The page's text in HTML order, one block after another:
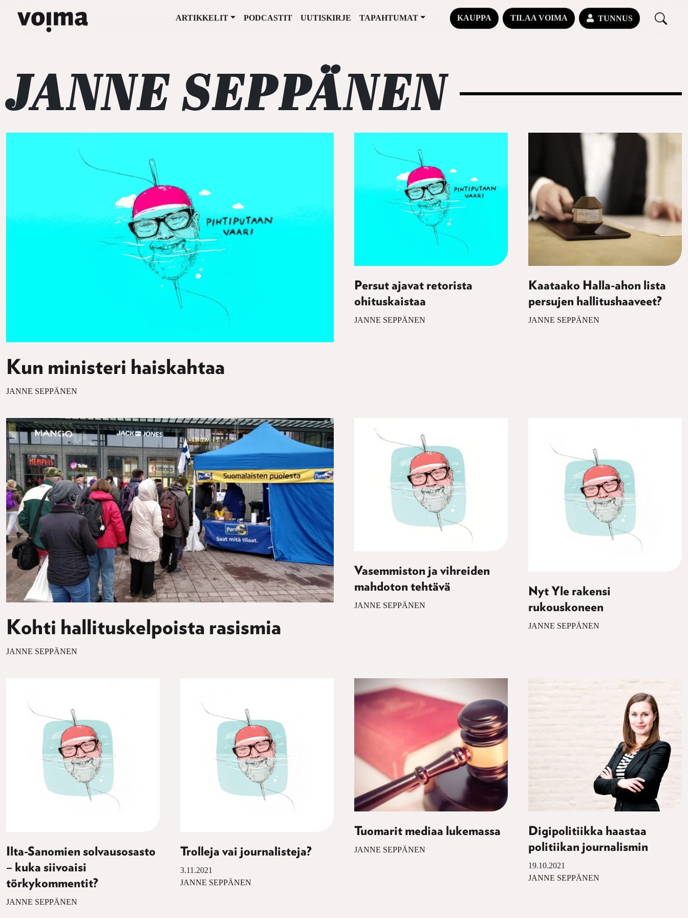
Päävalikko
ARTIKKELIT PODCASTIT UUTISKIRJE TAPAHTUMAT KAUPPA TILAA VOIMA TUNNUS
JANNE SEPPÄNEN
Kun ministeri haiskahtaa
JANNE SEPPÄNEN
Persut ajavat retorista
ohituskaistaa
JANNE SEPPÄNEN
Kaataako Halla-ahon lista
persujen hallitushaaveet?
JANNE SEPPÄNEN
Kohti hallituskelpoista rasismia
JANNE SEPPÄNEN
Vasemmiston ja vihreiden
mahdoton tehtävä
JANNE SEPPÄNEN
Nyt Yle rakensi
rukouskoneen
JANNE SEPPÄNEN
Ilta-Sanomien solvausosasto
– kuka siivoaisi
törkykommentit?
JANNE SEPPÄNEN
Trolleja vai journalisteja?
3.11.2021
JANNE SEPPÄNEN
Tuomarit mediaa lukemassa
JANNE SEPPÄNEN
Digipolitiikka haastaa
politiikan journalismin
19.10.2021
JANNE SEPPÄNEN